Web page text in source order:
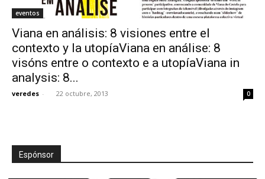
eventos
Viana en análisis: 8 visiones entre el
contexto y la utopíaViana en análise: 8
visóns entre o contexto e a utopíaViana in
analysis: 8...
veredes - 22 octubre, 2013 0
Espónsor